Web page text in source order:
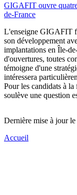
GIGAFIT ouvre
de-France
L'enseigne GIGAFIT
son développement
implantations en Île-
d'ouvertures, toutes
témoigne d'une
intéressera
Pour les candidats à
soulève une question
Dernière mise à jour
Accueil